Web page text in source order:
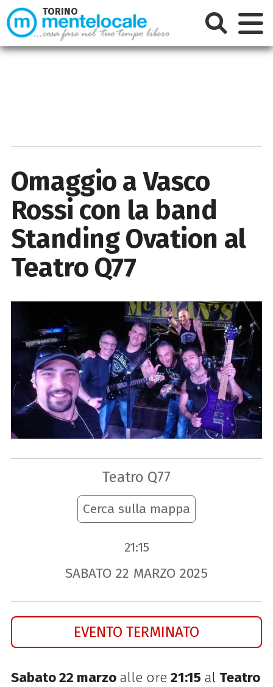
Omaggio a Vasco
Rossi con la band
Standing Ovation al
Teatro Q77
Teatro Q77
Cerca sulla mappa
21:15
SABATO 22 MARZO 2025
EVENTO TERMINATO
Sabato 22 marzo alle ore 21:15 al Teatro
TORINO